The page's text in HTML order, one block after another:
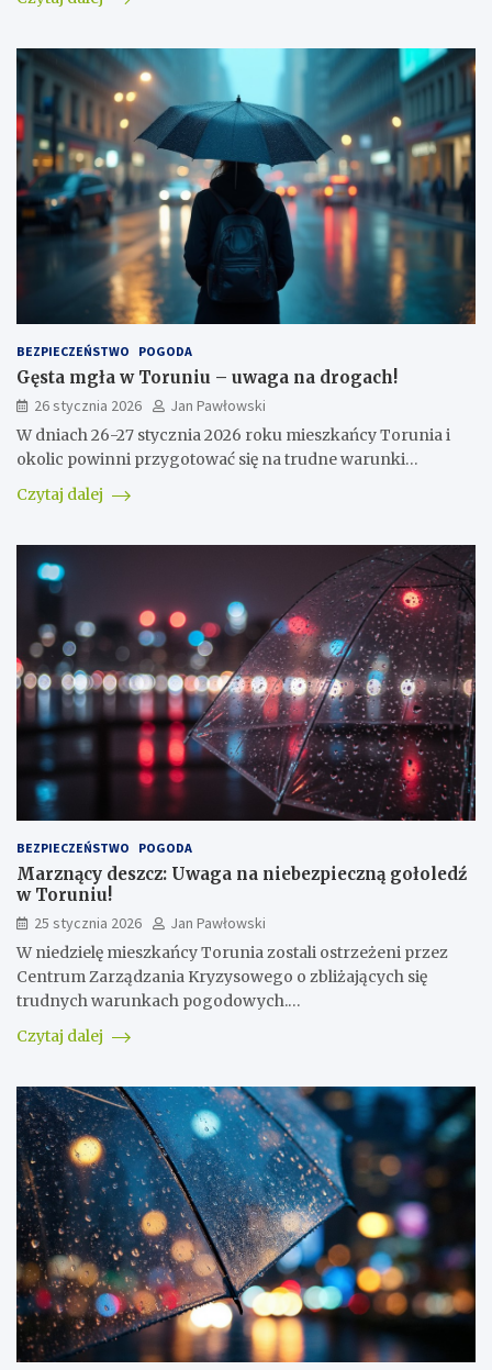
BEZPIECZEŃSTWO POGODA
Gęsta mgła w Toruniu – uwaga na drogach!
26 stycznia 2026
Jan Pawłowski
W dniach 26-27 stycznia 2026 roku mieszkańcy Torunia i
okolic powinni przygotować się na trudne warunki…
Czytaj dalej
BEZPIECZEŃSTWO POGODA
Marznący deszcz: Uwaga na niebezpieczną gołoledź
w Toruniu!
25 stycznia 2026
Jan Pawłowski
W niedzielę mieszkańcy Torunia zostali ostrzeżeni przez
Centrum Zarządzania Kryzysowego o zbliżających się
trudnych warunkach pogodowych.…
Czytaj dalej